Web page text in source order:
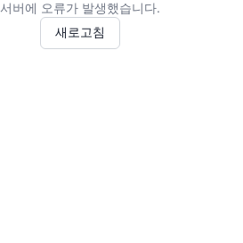
서버에 오류가 발생했습니다.
새로고침